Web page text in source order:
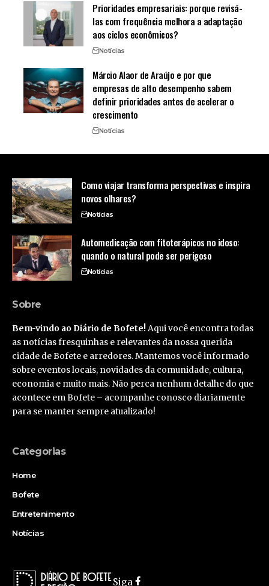
Prioridades empresariais: porque revisá-
las com frequência melhora a adaptação
aos ciclos econômicos?
Notícias
Márcio Alaor de Araújo e por que
empresas de alto desempenho sabem
definir prioridades antes de acelerar o
crescimento
Notícias
Como viajar transforma perspectivas e inspira
novos olhares?
Notícias
Automedicação com fitoterápicos no idoso:
quando o natural pode ser perigoso
Notícias
Sobre
Bem-vindo ao Diário de Bofete! Aqui você encontra todas
as notícias fresquinhas e relevantes da nossa querida
cidade de Bofete e arredores. Mantemos você informado
sobre eventos locais, novidades da comunidade, cultura,
economia e muito mais. Não perca nenhum detalhe do que
acontece em Bofete – acompanhe conosco diariamente
para se manter sempre atualizado!
Categorias
Home
Bofete
Entretenimento
Notícias
Siga